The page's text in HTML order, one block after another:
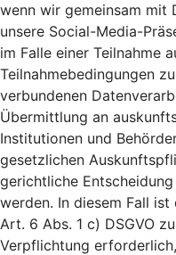
wenn wir gemeinsam mit
unsere Social-Media-
im Falle einer Teilnahme
Teilnahmebedingungen
verbundenen
Übermittlung an
Institutionen und
gesetzlichen
gerichtliche
werden. In diesem Fall
Art. 6 Abs. 1 c) DSGVO
Verpflichtung